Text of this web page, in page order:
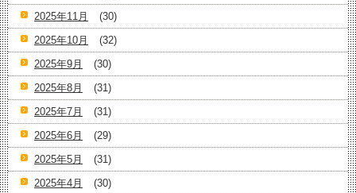
2025年11月
(30)
2025年10月
(32)
2025年9月
(30)
2025年8月
(31)
2025年7月
(31)
2025年6月
(29)
2025年5月
(31)
2025年4月
(30)